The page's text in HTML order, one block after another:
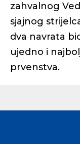
zahvalnog
sjajnog
dva navrata
ujedno i
prvenstva.